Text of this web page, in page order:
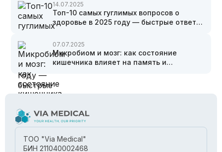
14.07.2025
Топ-10 самых гуглимых вопросов о
здоровье в 2025 году — быстрые ответы
врачей Via Medical
07.07.2025
Микробиом и мозг: как состояние
кишечника влияет на память и
ТОО "Via Medical"
БИН 211040002468